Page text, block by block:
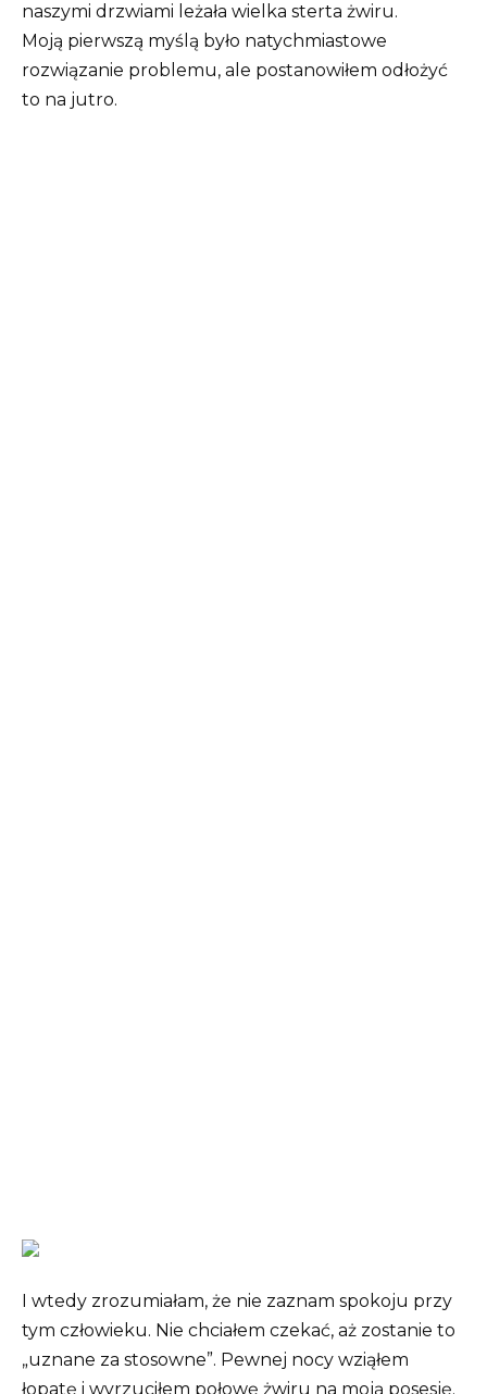
naszymi drzwiami leżała wielka sterta żwiru.
Moją pierwszą myślą było natychmiastowe
rozwiązanie problemu, ale postanowiłem odłożyć
to na jutro.
I wtedy zrozumiałam, że nie zaznam spokoju przy
tym człowieku. Nie chciałem czekać, aż zostanie to
„uznane za stosowne”. Pewnej nocy wziąłem
łopatę i wyrzuciłem połowę żwiru na moją posesję.